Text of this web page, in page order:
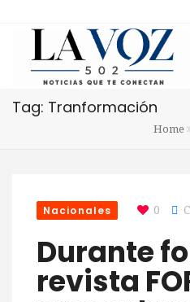
Tag: Tranformación
Home
Nacionales 0
Durante
revista